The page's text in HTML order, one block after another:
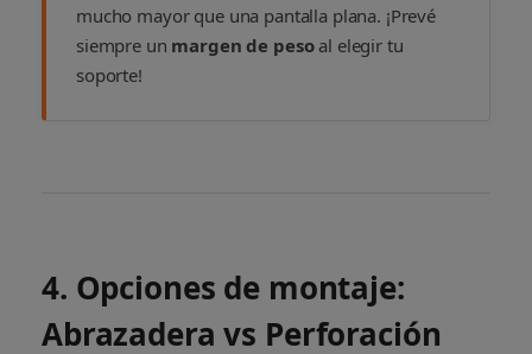
mucho mayor que una pantalla plana. ¡Prevé
siempre un margen de pesoal elegir tu
soporte!
4. Opciones de montaje:
Abrazadera vs Perforación